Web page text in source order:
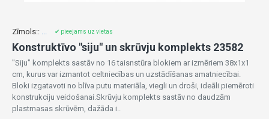
Zīmols:: ... ✔ pieejams uz vietas
Konstruktīvo "siju" un skrūvju komplekts 23582
"Siju" komplekts sastāv no 16 taisnstūra blokiem ar izmēriem 38x1x1
cm, kurus var izmantot celtniecības un uzstādīšanas amatniecībai.
Bloki izgatavoti no blīva putu materiāla, viegli un droši, ideāli piemēroti
konstrukciju veidošanai.Skrūvju komplekts sastāv no daudzām
plastmasas skrūvēm, dažāda i..